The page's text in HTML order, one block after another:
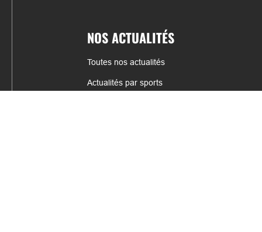
NOS ACTUALITÉS
Toutes nos actualités
Actualités par sports